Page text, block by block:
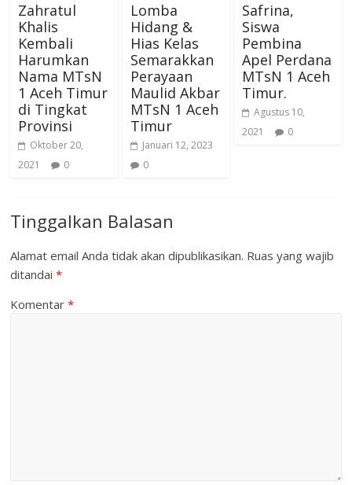
Zahratul
Khalis
Kembali
Harumkan
Nama MTsN
1 Aceh Timur
di Tingkat
Provinsi
Oktober 20,
2021
0
Lomba
Hidang &
Hias Kelas
Semarakkan
Perayaan
Maulid Akbar
MTsN 1 Aceh
Timur
Januari 12, 2023
0
Safrina,
Siswa
Pembina
Apel Perdana
MTsN 1 Aceh
Timur.
Agustus 10,
2021
0
Tinggalkan Balasan
Alamat email Anda tidak akan dipublikasikan. Ruas yang wajib
ditandai*
Komentar*